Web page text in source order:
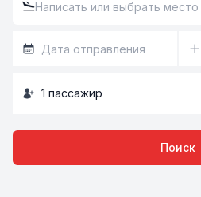
1 пассажир
Поиск